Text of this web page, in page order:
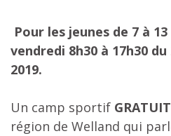
Pour les jeunes de 7 à
vendredi 8h30 à 17h30 du
2019.
Un camp sportif GRATUIT
région de Welland qui